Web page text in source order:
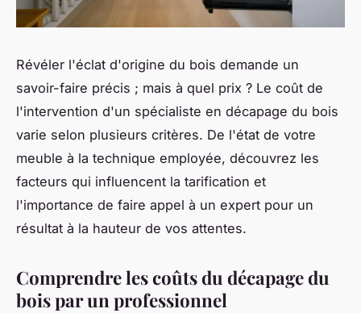
Révéler l'éclat d'origine du bois demande un
savoir-faire précis ; mais à quel prix ? Le coût de
l'intervention d'un spécialiste en décapage du bois
varie selon plusieurs critères. De l'état de votre
meuble à la technique employée, découvrez les
facteurs qui influencent la tarification et
l'importance de faire appel à un expert pour un
résultat à la hauteur de vos attentes.
Comprendre les coûts du décapage du
bois par un professionnel